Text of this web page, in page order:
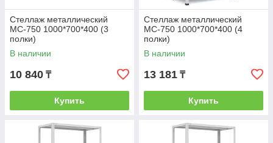
Стеллаж металлический
МС-750 1000*700*400 (3
полки)
В наличии
10 840 ₸
Купить
Стеллаж металлический
МС-750 1000*700*400 (4
полки)
В наличии
13 181 ₸
Купить